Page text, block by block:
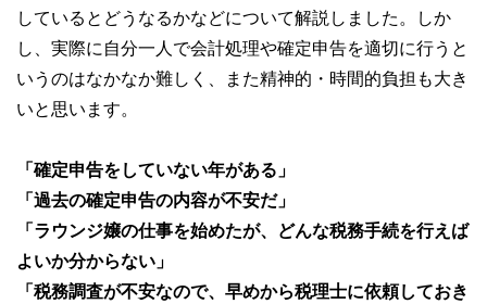
しているとどうなるかなどについて解説しました。しか
し、実際に自分一人で会計処理や確定申告を適切に行うと
いうのはなかなか難しく、また精神的・時間的負担も大き
いと思います。
「確定申告をしていない年がある」
「過去の確定申告の内容が不安だ」
「ラウンジ嬢の仕事を始めたが、どんな税務手続を行えば
よいか分からない」
「税務調査が不安なので、早めから税理士に依頼しておき